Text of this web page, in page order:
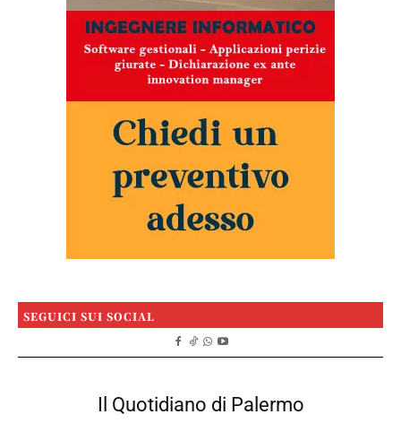
SEGUICI SUI SOCIAL
Il Quotidiano di Palermo